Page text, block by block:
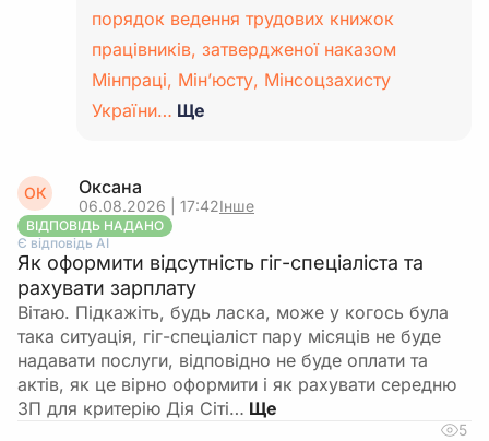
порядок ведення трудових книжок
працівників, затвердженої наказом
Мінпраці, Мін’юсту, Мінсоцзахисту
України… Ще
ОК Оксана
06.08.2026 | 17:42Інше
ВІДПОВІДЬ НАДАНО
Є відповідь АІ
Як оформити відсутність гіг-спеціаліста та
рахувати зарплату
Вітаю. Підкажіть, будь ласка, може у когось була
така ситуація, гіг-спеціаліст пару місяців не буде
надавати послуги, відповідно не буде оплати та
актів, як це вірно оформити і як рахувати середню
ЗП для критерію Дія Сіті…
5